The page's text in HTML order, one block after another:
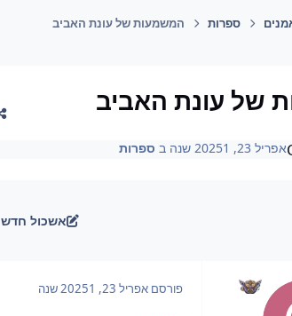
ספרות המשמעות של עונת האביב
של עונת האביב
אפריל 23, 2025 1 שנה ב ספרות
אשכול חדש
פורסם אפריל 23, 2025 1 שנה